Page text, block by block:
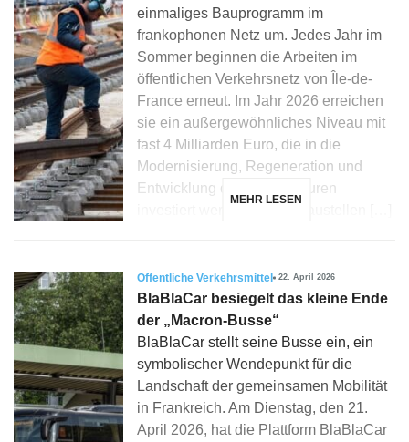
einmaliges Bauprogramm im
frankophonen Netz um. Jedes Jahr im
Sommer beginnen die Arbeiten im
öffentlichen Verkehrsnetz von Île-de-
France erneut. Im Jahr 2026 erreichen
sie ein außergewöhnliches Niveau mit
fast 4 Milliarden Euro, die in die
Modernisierung, Regeneration und
Entwicklung der Infrastrukturen
MEHR LESEN
Öffentliche Verkehrsmittel 22. April 2026
BlaBlaCar besiegelt das kleine Ende
der „Macron-Busse“
BlaBlaCar stellt seine Busse ein, ein
symbolischer Wendepunkt für die
Landschaft der gemeinsamen Mobilität
in Frankreich. Am Dienstag, den 21.
April 2026, hat die Plattform BlaBlaCar